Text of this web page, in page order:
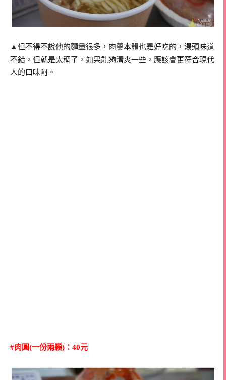
▲但不得不說他的麵量很多，肉羹本體也是好吃的，湯頭味道
不錯，但就是太稠了，如果能夠清爽一些，應該會更符合現代
人的口味阿。
#肉圓(一份兩顆)：40元